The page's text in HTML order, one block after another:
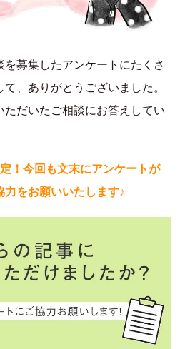
募集したアンケートにたくさ
、ありがとうございました。
だいたご相談にお答えしてい
！今回も文末にアンケートが
をお願いいたします♪